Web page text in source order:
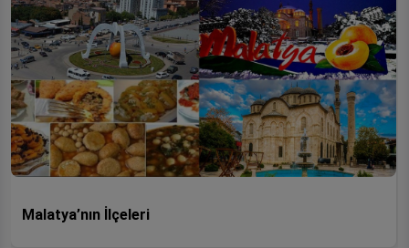
Malatya’nın İlçeleri